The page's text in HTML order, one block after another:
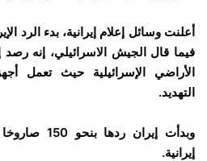
أعلنت وسائل إعلام إيرانية، بدء الرد
فيما قال الجيش الاسرائيلي، إنه
الأراضي الإسرائيلية حيث تعمل
التهديد.
إيرانية.